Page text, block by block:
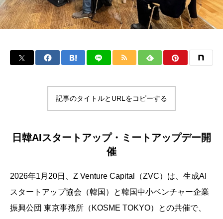
記事のタイトルとURLをコピーする
日韓AIスタートアップ・ミートアップデー開
催
2026年1月20日、Z Venture Capital（ZVC）は、生成AI
スタートアップ協会（韓国）と韓国中小ベンチャー企業
振興公団 東京事務所（KOSME TOKYO）との共催で、